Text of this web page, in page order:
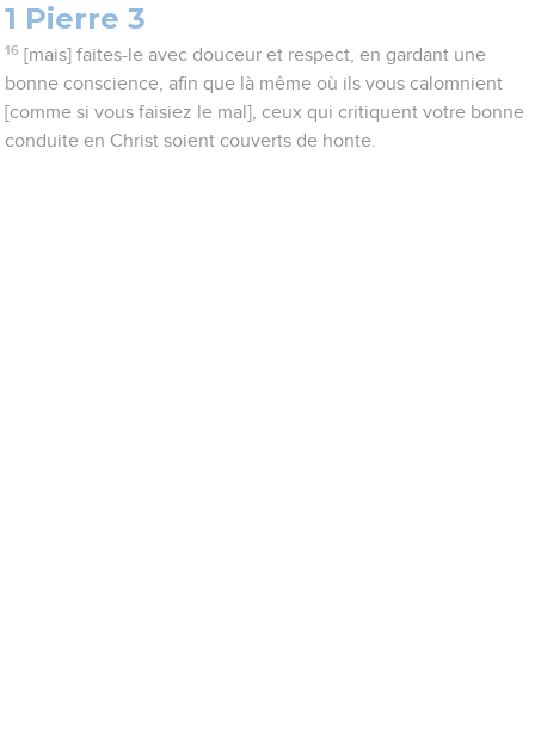
1 Pierre 3
16 [mais] faites-le avec douceur et respect, en gardant une
bonne conscience, afin que là même où ils vous calomnient
[comme si vous faisiez le mal], ceux qui critiquent votre bonne
conduite en Christ soient couverts de honte.